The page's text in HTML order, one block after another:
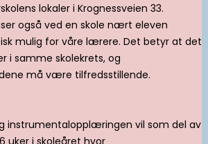
lokaler i Krognessveien 33.
også ved en skole nært eleven
mulig for våre lærere. Det betyr at det
i samme skolekrets, og
må være tilfredsstillende.
instrumentalopplæringen vil som del av
uker i skoleåret hvor